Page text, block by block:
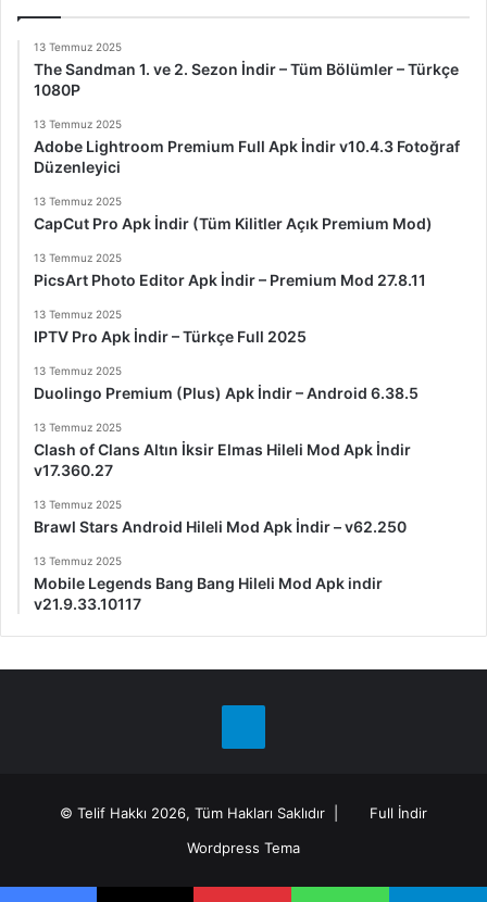
13 Temmuz 2025
The Sandman 1. ve 2. Sezon İndir – Tüm Bölümler – Türkçe
1080P
13 Temmuz 2025
Adobe Lightroom Premium Full Apk İndir v10.4.3 Fotoğraf
Düzenleyici
13 Temmuz 2025
CapCut Pro Apk İndir (Tüm Kilitler Açık Premium Mod)
13 Temmuz 2025
PicsArt Photo Editor Apk İndir – Premium Mod 27.8.11
13 Temmuz 2025
IPTV Pro Apk İndir – Türkçe Full 2025
13 Temmuz 2025
Duolingo Premium (Plus) Apk İndir – Android 6.38.5
13 Temmuz 2025
Clash of Clans Altın İksir Elmas Hileli Mod Apk İndir
v17.360.27
13 Temmuz 2025
Brawl Stars Android Hileli Mod Apk İndir – v62.250
13 Temmuz 2025
Mobile Legends Bang Bang Hileli Mod Apk indir
v21.9.33.10117
© Telif Hakkı 2026, Tüm Hakları Saklıdır |
Full İndir
Wordpress Tema